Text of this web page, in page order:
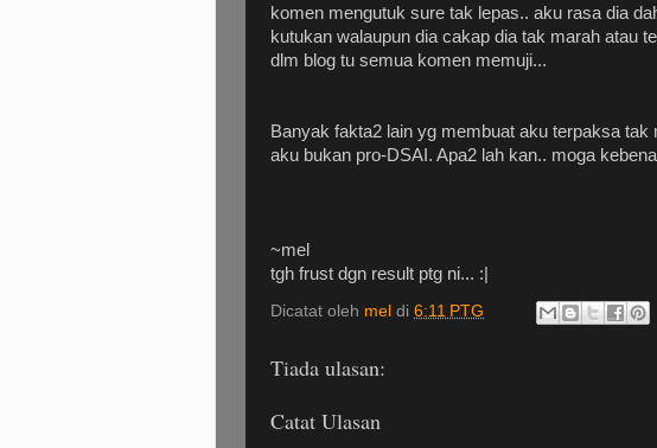
komen mengutuk sure tak lepas.. aku rasa dia
kutukan walaupun dia cakap dia tak marah atau
dlm blog tu semua komen memuji...
Banyak fakta2 lain yg membuat aku terpaksa tak
aku bukan pro-DSAI. Apa2 lah kan.. moga
~mel
tgh frust dgn result ptg ni... :|
Dicatat oleh mel di 6:11 PTG
Tiada ulasan:
Catat Ulasan